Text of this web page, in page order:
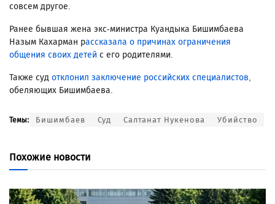
совсем другое.
Ранее бывшая жена экс-министра Куандыка Бишимбаева
Назым Кахарман рассказала о причинах ограничения
общения своих детей с его родителями.
Также суд отклонил заключение российских специалистов,
обеляющих Бишимбаева.
Темы: Бишимбаев Суд Салтанат Нукенова Убийство
Похожие новости